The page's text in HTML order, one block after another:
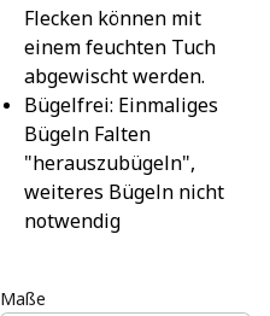
Flecken können mit
einem feuchten Tuch
abgewischt werden.
Bügelfrei: Einmaliges
Bügeln Falten
"herauszubügeln",
weiteres Bügeln nicht
notwendig
Maße